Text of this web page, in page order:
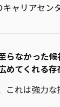
キャリアセン
らなかった
めてくれる存
これは強力な